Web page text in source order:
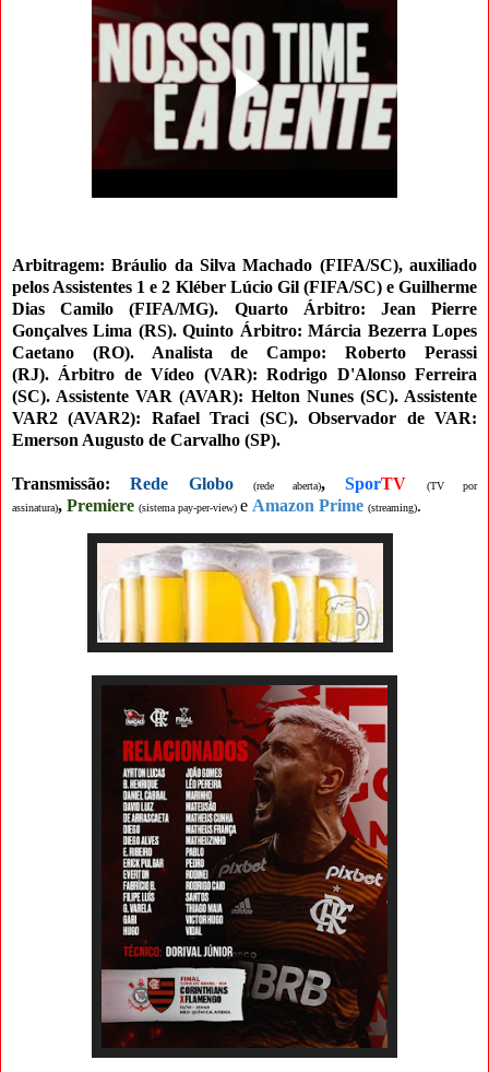
Arbitragem:Bráulio da Silva Machado (FIFA/SC), auxiliado
pelos Assistentes 1 e 2 Kléber Lúcio Gil (FIFA/SC) e Guilherme
Dias Camilo (FIFA/MG). Quarto Árbitro: Jean Pierre
Gonçalves Lima (RS). Quinto Árbitro: Márcia Bezerra Lopes
Caetano (RO). Analista de Campo: Roberto Perassi
(RJ). Árbitro de Vídeo (VAR): Rodrigo D'Alonso Ferreira
(SC). Assistente VAR (AVAR): Helton Nunes (SC). Assistente
VAR2 (AVAR2): Rafael Traci (SC). Observador de VAR:
Emerson Augusto de Carvalho (SP).
Transmissão: Rede Globo (rede aberta),SporTV
(TV por
assinatura), Premiere (sistema pay-per-view) e Amazon Prime (streaming).